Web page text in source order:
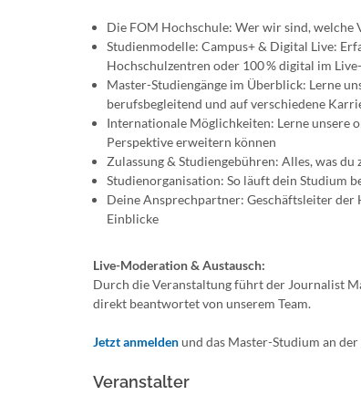
Die FOM Hochschule: Wer wir sind,
Studienmodelle: Campus+ & Digital Live:
Hochschulzentren oder 100 % digital im
Master-Studiengänge im Überblick: Lerne
berufsbegleitend und auf verschiedene
Internationale Möglichkeiten: Lerne unsere
Perspektive erweitern können
Zulassung & Studiengebühren: Alles, was
Studienorganisation: So läuft dein Studium
Deine Ansprechpartner: Geschäftsleiter der
Einblicke
Live-Moderation & Austausch:
Durch die Veranstaltung führt der Journalist
direkt beantwortet von unserem Team.
Jetzt anmeldenund das Master-Studium an
Veranstalter